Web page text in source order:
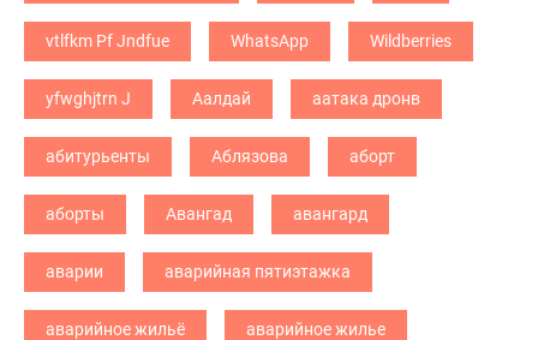
vtlfkm Pf Jndfue WhatsApp Wildberries
yfwghjtrn J Аалдай аатака дронв
абитурьенты Аблязова аборт
аборты Авангад авангард
аварии аварийная пятиэтажка
аварийное жильё аварийное жилье